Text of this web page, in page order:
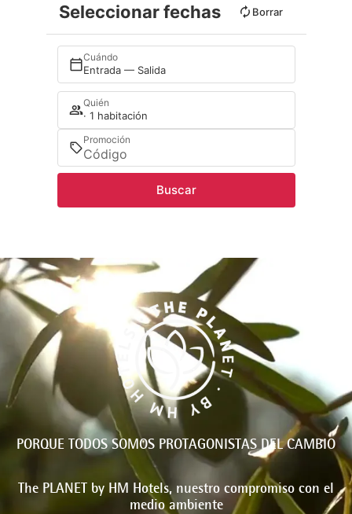
Seleccionar fechas Borrar
Cuándo
Entrada — Salida
Quién
· 1 habitación
Promoción
Buscar
PORQUE TODOS SOMOS PROTAGONISTAS DEL CAMBIO
The PLANET by HM Hotels, nuestro compromiso con el
medio ambiente